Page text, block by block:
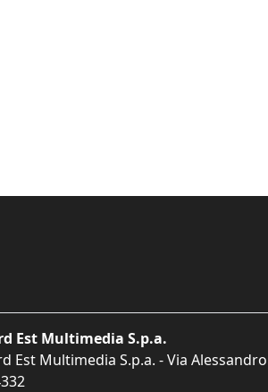
Est Multimedia S.p.a.
Est Multimedia S.p.a. - Via Alessandro